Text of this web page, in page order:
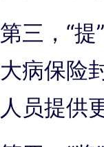
第三，“
大病保险
人员提供